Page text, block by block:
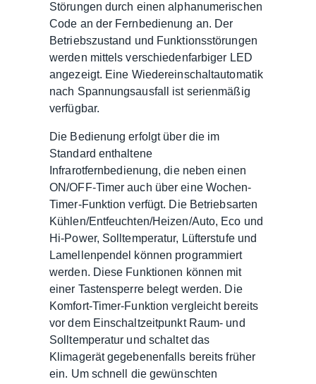
Störungen durch einen alphanumerischen
Code an der Fernbedienung an. Der
Betriebszustand und Funktionsstörungen
werden mittels verschiedenfarbiger LED
angezeigt. Eine Wiedereinschaltautomatik
nach Spannungsausfall ist serienmäßig
verfügbar.
Die Bedienung erfolgt über die im
Standard enthaltene
Infrarotfernbedienung, die neben einen
ON/OFF-Timer auch über eine Wochen-
Timer-Funktion verfügt. Die Betriebsarten
Kühlen/Entfeuchten/Heizen/Auto, Eco und
Hi-Power, Solltemperatur, Lüfterstufe und
Lamellenpendel können programmiert
werden. Diese Funktionen können mit
einer Tastensperre belegt werden. Die
Komfort-Timer-Funktion vergleicht bereits
vor dem Einschaltzeitpunkt Raum- und
Solltemperatur und schaltet das
Klimagerät gegebenenfalls bereits früher
ein. Um schnell die gewünschten